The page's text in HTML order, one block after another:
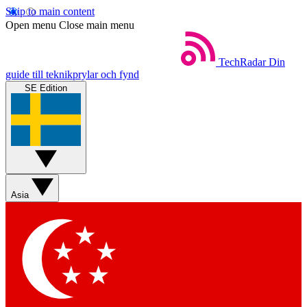
Skip to main content
Open menu Close main menu
TechRadar Din
guide till teknikprylar och fynd
SE Edition
Asia